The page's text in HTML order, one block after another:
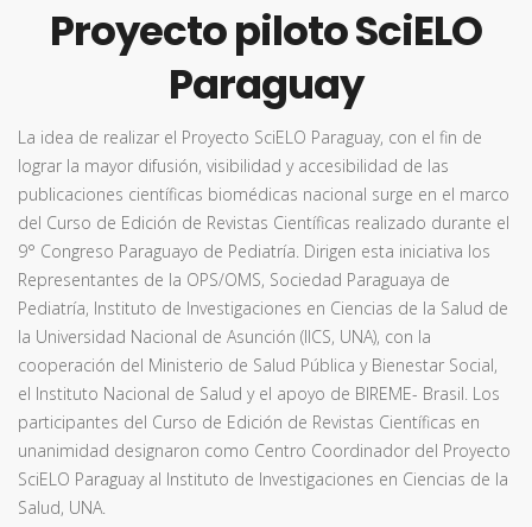
Proyecto piloto SciELO
Paraguay
La idea de realizar el Proyecto SciELO Paraguay, con el fin de
lograr la mayor difusión, visibilidad y accesibilidad de las
publicaciones científicas biomédicas nacional surge en el marco
del Curso de Edición de Revistas Científicas realizado durante el
9° Congreso Paraguayo de Pediatría. Dirigen esta iniciativa los
Representantes de la OPS/OMS, Sociedad Paraguaya de
Pediatría, Instituto de Investigaciones en Ciencias de la Salud de
la Universidad Nacional de Asunción (IICS, UNA), con la
cooperación del Ministerio de Salud Pública y Bienestar Social,
el Instituto Nacional de Salud y el apoyo de BIREME- Brasil. Los
participantes del Curso de Edición de Revistas Científicas en
unanimidad designaron como Centro Coordinador del Proyecto
SciELO Paraguay al Instituto de Investigaciones en Ciencias de la
Salud, UNA.